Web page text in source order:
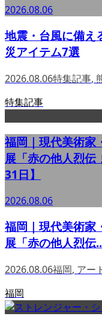
2026.08.06
地震・台風に備え
災アイテム7選
2026.08.06特集記事,
特集記事
福岡｜現代美術家
展「赤の他人烈伝
31日】
2026.08.06
福岡｜現代美術家
展「赤の他人烈伝
2026.08.06福岡, アー
福岡